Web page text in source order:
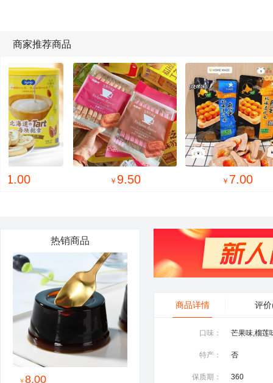
商家推荐商品
热销商品
￥8.00
商品详情 评价
口味： 芒果味,榴莲
特产： 否
保质期： 360